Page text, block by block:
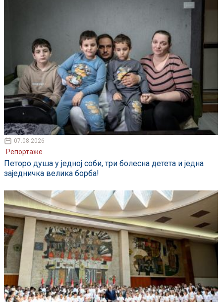
07.08.2026
Репортаже
Петоро душа у једној соби, три болесна детета и једна
заједничка велика борба!